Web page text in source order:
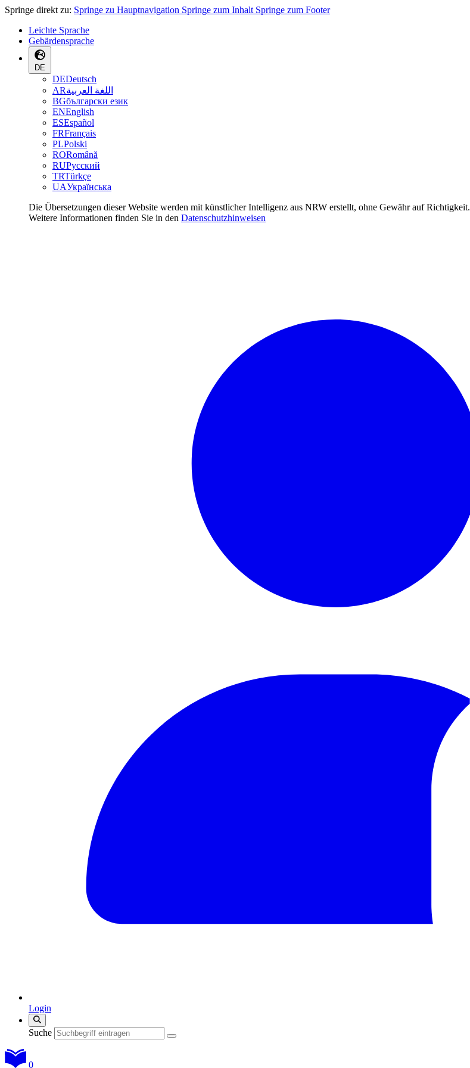
Springe direkt zu: Springe zu Hauptnavigation Springe zum Inhalt Springe zum Footer
Leichte Sprache
Gebärdensprache
DE
DEDeutsch
ARاللغة العربية
BGбългарски език
ENEnglish
ESEspañol
FRFrançais
PLPolski
RORomână
RUРусский
TRTürkçe
UAУкраїнська
Die Übersetzungen dieser Website werden mit künstlicher Intelligenz aus NRW erstellt, ohne Gewähr auf Richtigkeit.
Weitere Informationen finden Sie in den Datenschutzhinweisen
Login
Suche
0